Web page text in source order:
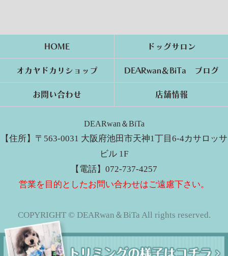
HOME ドッグサロン
オカヤドカリショップ DEARwan＆BiTa ブログ
お問い合わせ 店舗情報
DEARwan＆BiTa
【住所】〒563-0031 大阪府池田市天神1丁目6-4カサロッサ
ビル 1F
【電話】072-737-4257
営業を目的としたお問い合わせはご遠慮下さい。
COPYRIGHT © DEARwan＆BiTa All rights reserved.